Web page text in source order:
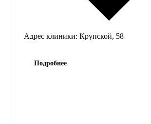
Адрес клиники: Крупской, 58
Подробнее